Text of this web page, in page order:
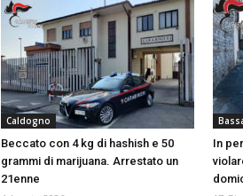
Caldogno
Beccato con 4 kg di hashish e 50
grammi di marijuana. Arrestato un
21enne
In